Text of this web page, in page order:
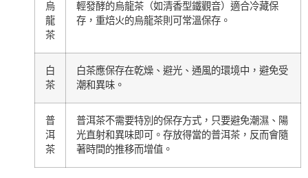
烏
龍
茶
輕發酵的烏龍茶（如清香型鐵觀音）適合冷藏保
存，重焙火的烏龍茶則可常溫保存。
白
茶
白茶應保存在乾燥、避光、通風的環境中，避免受
潮和異味。
普
洱
茶
普洱茶不需要特別的保存方式，只要避免潮濕、陽
光直射和異味即可。存放得當的普洱茶，反而會隨
著時間的推移而增值。